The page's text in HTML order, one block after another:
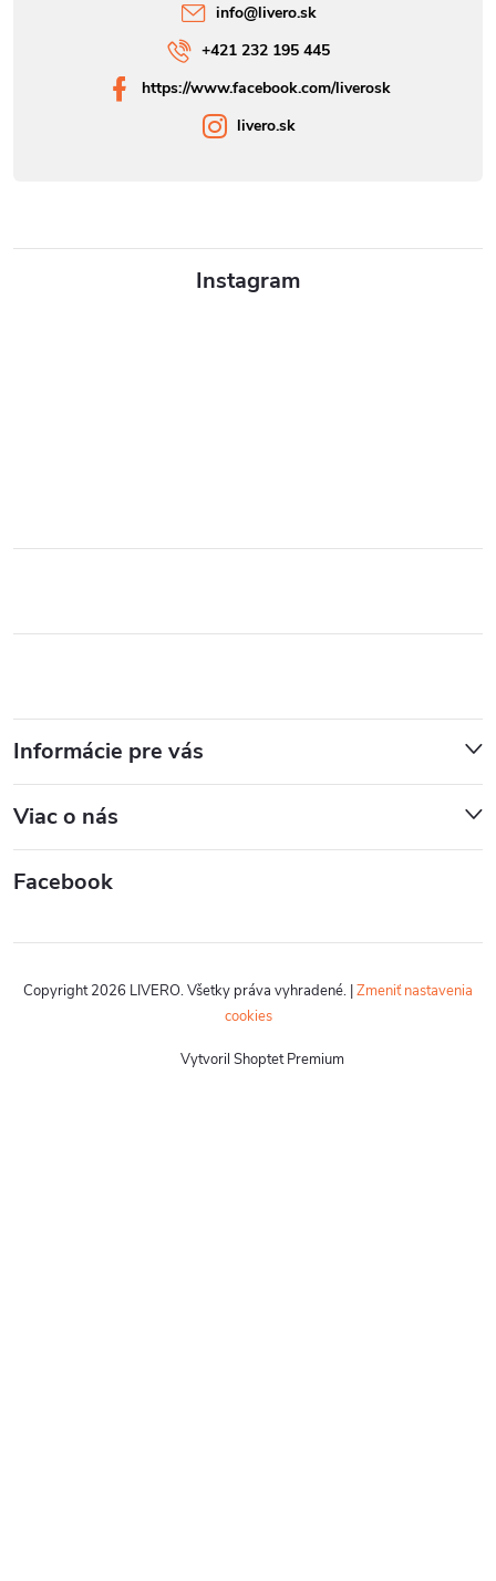
Instagram
Informácie pre vás
Viac o nás
Facebook
info@livero.sk
+421 232 195 445
https://www.facebook.com/liverosk
livero.sk
Vytvoril Shoptet Premium
Copyright 2026 LIVERO. Všetky práva vyhradené. Zmeniť nastavenia
cookies